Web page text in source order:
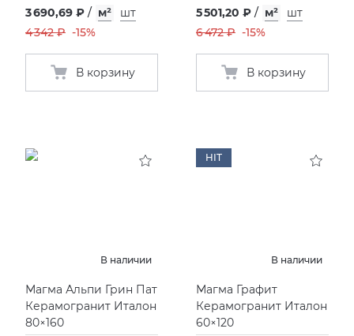
PORCELANOSA
SANT’AGOSTINO
УРАЛЬСКИЙ ГРАНИТ
3 690,69 ₽ / м²
шт
4 342 ₽ -15%
В корзину
5 501,20 ₽ / м²
шт
6 472 ₽ -15%
В корзину
В наличии
Магма Альпи Грин Пат
Керамогранит Италон
80×160
HIT
В наличии
Магма Графит
Керамогранит Италон
60×120